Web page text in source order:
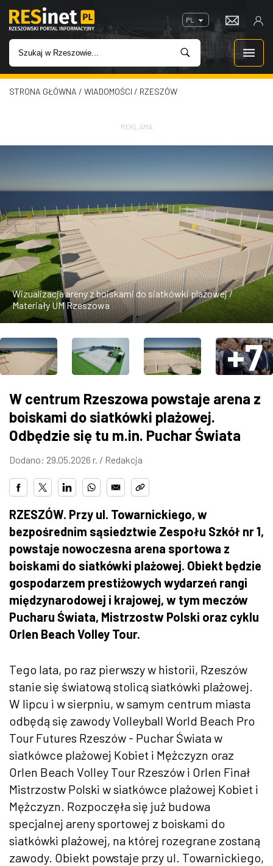
PL
WIADOMOŚCI
ROZRYWKA
W KINACH
GASTRONOMIA
ZDJĘCIA
W RZESZOWIE
STRONA GŁÓWNA / WIADOMOŚCI / RZESZÓW
REKLAMA
Wizualizacja areny z boiskami do siatkówki plażowej /
Materiały UM Rzeszowa
+7
W centrum Rzeszowa powstaje arena z
boiskami do siatkówki plażowej.
Odbędzie się tu m.in. Puchar Świata
Dodano: 29.05.2026 r. / Redakcja
RZESZÓW. Przy ul. Towarnickiego, w
bezpośrednim sąsiedztwie Zespołu Szkół nr 1,
powstaje nowoczesna arena sportowa z
boiskami do siatkówki plażowej. Obiekt będzie
gospodarzem prestiżowych wydarzeń rangi
międzynarodowej i krajowej, w tym meczów
Pucharu Świata, Mistrzostw Polski oraz cyklu
Orlen Beach Volley Tour.
Tego lata, po raz pierwszy w historii, Rzeszów
stanie się światową stolicą siatkówki plażowej.
W lipcu i w sierpniu, w samym centrum miasta
odbędą się zawody Volleyball World Beach Pro
Tour Futures Rzeszów - Puchar Świata w
siatkówce plażowej Kobiet i Mężczyzn oraz
Orlen Beach Volley Tour Rzeszów i Orlen Finał
Mistrzostw Polski w siatkówce plażowej Kobiet i
Mężczyzn. Rozpoczęła się już budowa
specjalnej areny sportowej z boiskami do
siatkówki plażowej, na której rozegrane zostaną
zawody. Obiekt powstaje przy ul. Towarnickiego,